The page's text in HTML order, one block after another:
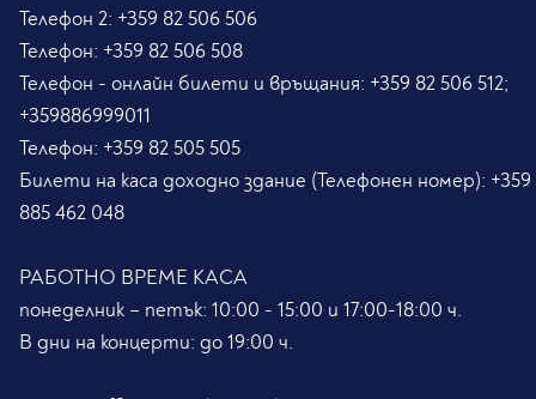
Телефон 2: +359 82 506 506
Телефон: +359 82 506 508
Телефон - онлайн билети и връщания: +359 82 506 512;
+359886999011
Телефон: +359 82 505 505
Билети на каса доходно здание (Телефонен номер): +359
885 462 048
РАБОТНО ВРЕМЕ КАСА
понеделник – петък: 10:00 - 15:00 и 17:00-18:00 ч.
В дни на концерти: до 19:00 ч.